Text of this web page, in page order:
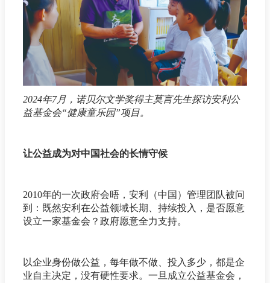
2024年7月，诺贝尔文学奖得主莫言先生探访安利公
益基金会“健康童乐园”项目。
让公益成为对中国社会的长情守候
2010年的一次政府会晤，安利（中国）管理团队被问
到：既然安利在公益领域长期、持续投入，是否愿意
设立一家基金会？政府愿意全力支持。
以企业身份做公益，每年做不做、投入多少，都是企
业自主决定，没有硬性要求。一旦成立公益基金会，